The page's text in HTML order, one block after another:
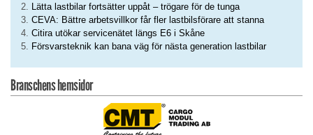
Lätta lastbilar fortsätter uppåt – trögare för de tunga
CEVA: Bättre arbetsvillkor får fler lastbilsförare att stanna
Citira utökar servicenätet längs E6 i Skåne
Försvarsteknik kan bana väg för nästa generation lastbilar
Branschens hemsidor